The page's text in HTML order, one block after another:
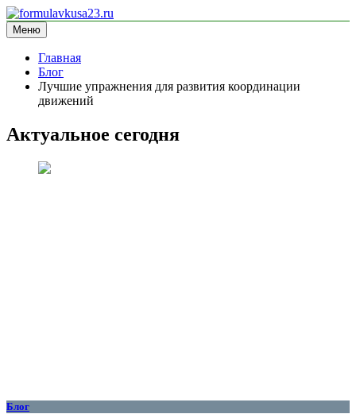
Перейти
к
содержимому
formulavkusa23.ru
блог про спорт
Меню
Главная
Блог
Лучшие упражнения для развития координации
движений
Актуальное сегодня
Блог